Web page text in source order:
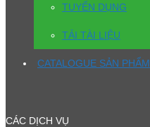
TUYỂN DỤNG
TẢI TÀI LIỆU
CATALOGUE SẢN PHẨM
CÁC DỊCH VỤ